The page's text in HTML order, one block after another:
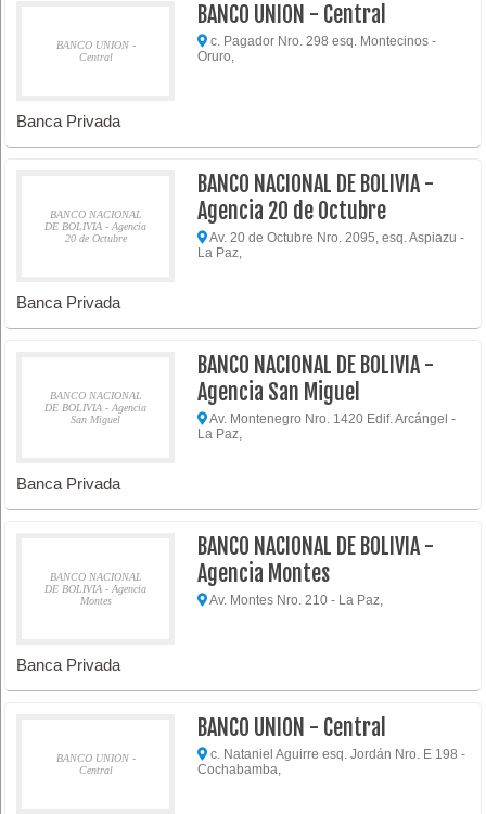
BANCO UNION -
Central
BANCO UNION - Central
c. Pagador Nro. 298 esq. Montecinos -
Oruro,
Banca Privada
BANCO NACIONAL
DE BOLIVIA - Agencia
20 de Octubre
BANCO NACIONAL DE BOLIVIA -
Agencia 20 de Octubre
Av. 20 de Octubre Nro. 2095, esq. Aspiazu -
La Paz,
Banca Privada
BANCO NACIONAL
DE BOLIVIA - Agencia
San Miguel
BANCO NACIONAL DE BOLIVIA -
Agencia San Miguel
Av. Montenegro Nro. 1420 Edif. Arcángel -
La Paz,
Banca Privada
BANCO NACIONAL
DE BOLIVIA - Agencia
Montes
BANCO NACIONAL DE BOLIVIA -
Agencia Montes
Av. Montes Nro. 210 - La Paz,
Banca Privada
BANCO UNION -
Central
BANCO UNION - Central
c. Nataniel Aguirre esq. Jordán Nro. E 198 -
Cochabamba,